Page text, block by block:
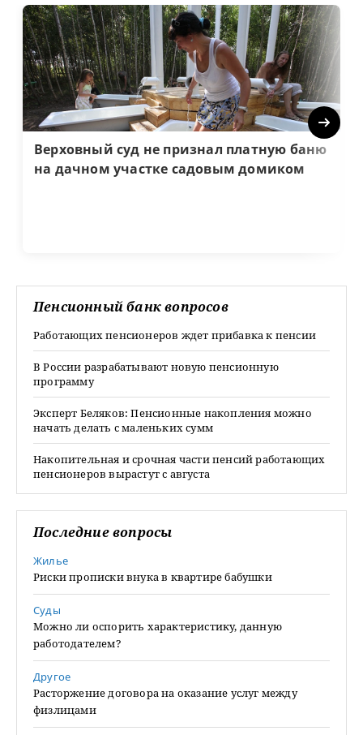
Верховный суд не признал платную баню
на дачном участке садовым домиком
Next
Пенсионный банк вопросов
Работающих пенсионеров ждет прибавка к пенсии
В России разрабатывают новую пенсионную
программу
Эксперт Беляков: Пенсионные накопления можно
начать делать с маленьких сумм
Накопительная и срочная части пенсий работающих
пенсионеров вырастут с августа
Последние вопросы
Жилье
Риски прописки внука в квартире бабушки
Суды
Можно ли оспорить характеристику, данную
работодателем?
Другое
Расторжение договора на оказание услуг между
физлицами